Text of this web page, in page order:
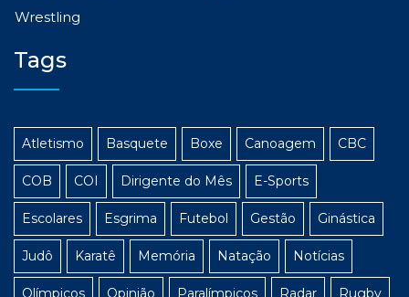
Wrestling
Tags
Atletismo Basquete Boxe Canoagem CBC
COB COI Dirigente do Mês E-Sports
Escolares Esgrima Futebol Gestão Ginástica
Judô Karatê Memória Natação Notícias
Olímpicos Opinião Paralímpicos Radar Rugby